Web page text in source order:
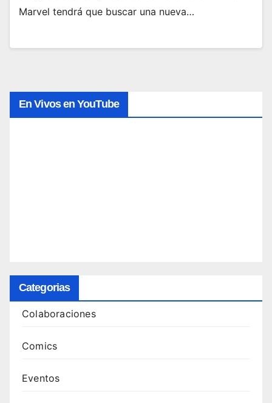
Marvel tendrá que buscar una nueva…
En Vivos en YouTube
Categorias
Colaboraciones
Comics
Eventos